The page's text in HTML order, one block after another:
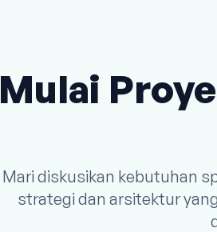
Mulai
Mari diskusikan kebutuhan
strategi dan arsitektur